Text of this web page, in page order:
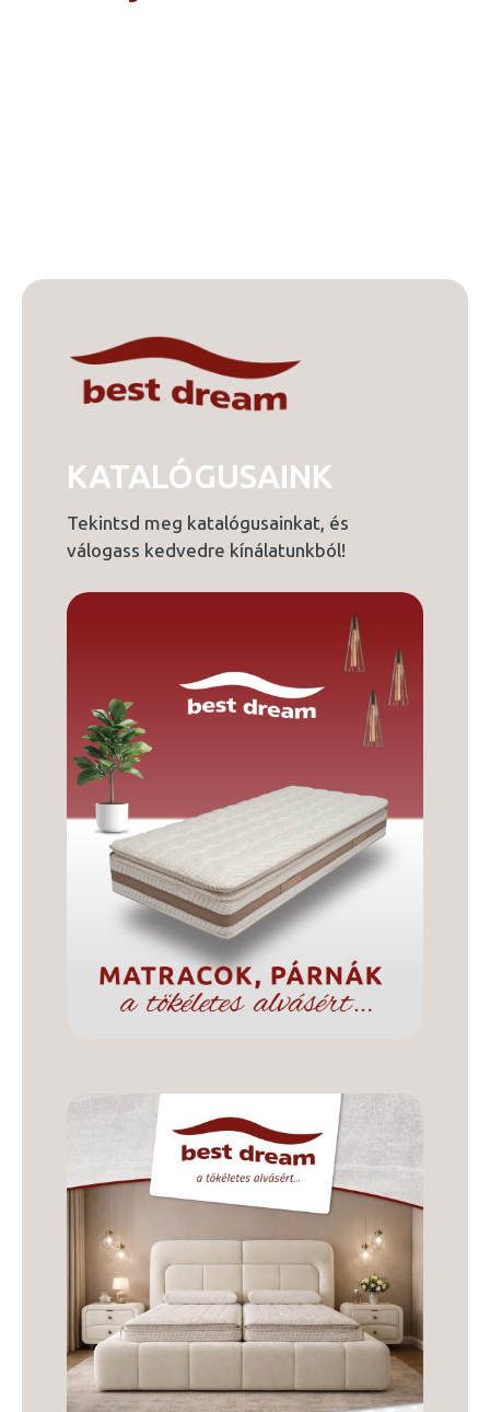
KATALÓGUSAINK
Tekintsd meg katalógusainkat, és
válogass kedvedre kínálatunkból!